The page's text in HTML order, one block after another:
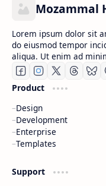
Mozammal
Lorem ipsum dolor sit
do eiusmod tempor
aliqua. Ut enim ad
Product
Design
Development
Enterprise
Templates
Support